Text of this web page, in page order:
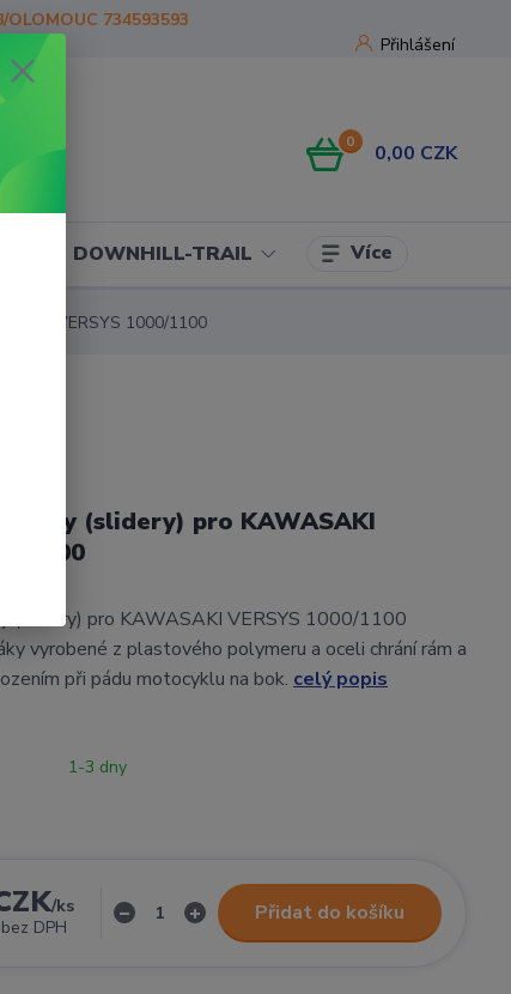
Přihlášení
OLOMOUC 734593593
0 0,00 CZK
DOWNHILL-TRAIL Více
VERSYS 1000/1100
(slidery) pro KAWASAKI
1100
(slidery) pro KAWASAKI VERSYS 1000/1100
vyrobené z plastového polymeru a oceli chrání rám a
při pádu motocyklu na bok. celý popis
1-3 dny
/ks
bez DPH
Přidat do košíku